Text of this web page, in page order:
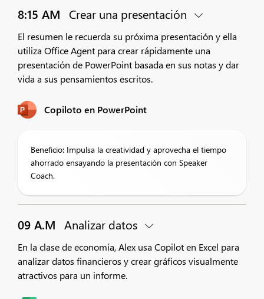
8:15 AM Crear una presentación
El resumen le recuerda su próxima presentación y ella
utiliza Office Agent para crear rápidamente una
presentación de PowerPoint basada en sus notas y dar
vida a sus pensamientos escritos.
Copiloto en PowerPoint
Beneficio: Impulsa la creatividad y aprovecha el tiempo
ahorrado ensayando la presentación con Speaker
Coach.
09 A.M Analizar datos
En la clase de economía, Alex usa Copilot en Excel para
analizar datos financieros y crear gráficos visualmente
atractivos para un informe.